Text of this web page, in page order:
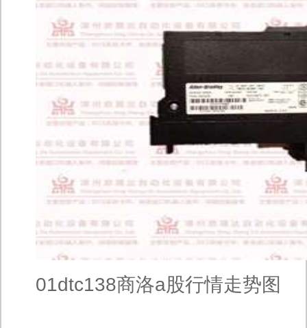
01dtc138商洛a股行情走势图